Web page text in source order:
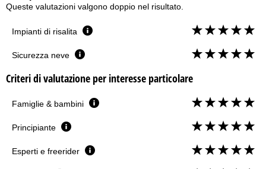
Queste valutazioni valgono doppio nel risultato.
Impianti di risalita
Sicurezza neve
Criteri di valutazione per interesse particolare
Famiglie & bambini
Principiante
Esperti e freerider